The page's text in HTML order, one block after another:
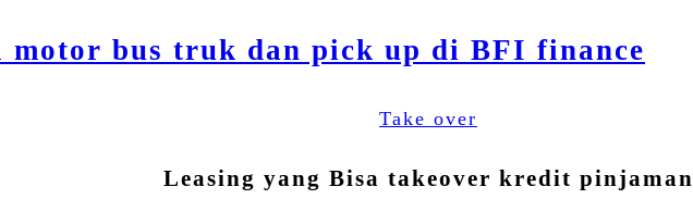
Take over
Leasing yang Bisa takeover kredit pinjaman